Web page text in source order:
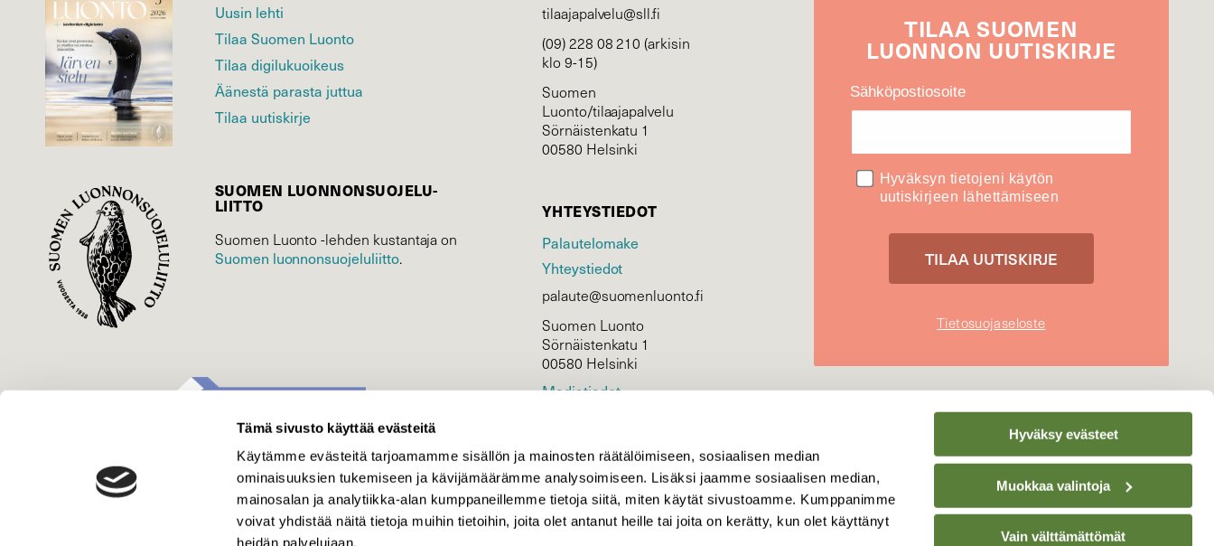
Tämä sivusto käyttää evästeitä
Käytämme evästeitä tarjoamamme sisällön ja mainosten räätälöimiseen, sosiaalisen median
ominaisuuksien tukemiseen ja kävijämäärämme analysoimiseen. Lisäksi jaamme sosiaalisen median,
mainosalan ja analytiikka-alan kumppaneillemme tietoja siitä, miten käytät sivustoamme. Kumppanimme
voivat yhdistää näitä tietoja muihin tietoihin, joita olet antanut heille tai joita on kerätty, kun olet käyttänyt
heidän palvelujaan.
Hyväksy evästeet
Muokkaa valintoja
Vain välttämättömät
Uusin lehti
Tilaa Suomen Luonto
Tilaa digilukuoikeus
Äänestä parasta juttua
Tilaa uutiskirje
SUOMEN LUONNON­SUOJELU­
LIITTO
Suomen Luonto -lehden kustantaja on
Suomen luonnonsuojelu­liitto.
tilaajapalvelu@sll.fi
(09) 228 08 210 (arkisin
klo 9-15)
Suomen
Luonto/tilaajapalvelu
Sörnäistenkatu 1
00580 Helsinki
YHTEYSTIEDOT
Palautelomake
Yhteystiedot
palaute@suomenluonto.fi
Suomen Luonto
Sörnäistenkatu 1
00580 Helsinki
Mediatiedot
KIRJAUDU
TILAASUOMEN
LUONNON UUTIS­KIRJE
Sähköpostiosoite
Hyväksyn tietojeni käytön
uutiskirjeen lähettämiseen
Tietosuojaseloste